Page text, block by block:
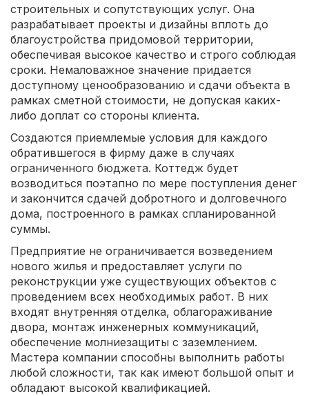
строительных и сопутствующих услуг. Она
разрабатывает проекты и дизайны вплоть до
благоустройства придомовой территории,
обеспечивая высокое качество и строго соблюдая
сроки. Немаловажное значение придается
доступному ценообразованию и сдачи объекта в
рамках сметной стоимости, не допуская каких-
либо доплат со стороны клиента.
Создаются приемлемые условия для каждого
обратившегося в фирму даже в случаях
ограниченного бюджета. Коттедж будет
возводиться поэтапно по мере поступления денег
и закончится сдачей добротного и долговечного
дома, построенного в рамках спланированной
суммы.
Предприятие не ограничивается возведением
нового жилья и предоставляет услуги по
реконструкции уже существующих объектов с
проведением всех необходимых работ. В них
входят внутренняя отделка, облагораживание
двора, монтаж инженерных коммуникаций,
обеспечение молниезащиты с заземлением.
Мастера компании способны выполнить работы
любой сложности, так как имеют большой опыт и
обладают высокой квалификацией.